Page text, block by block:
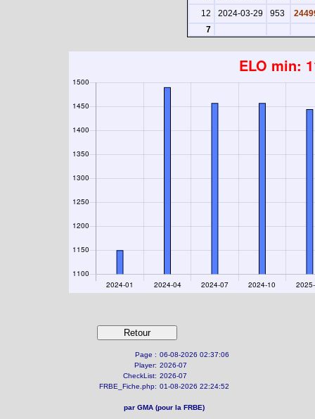
12
2024-03-29 953
7
Page : 06-08-2026 02:37:06
Player: 2026-07
CheckList: 2026-07
FRBE_Fiche.php: 01-08-2026 22:24:52
par GMA (pour la FRBE)